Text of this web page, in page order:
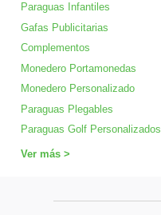
Paraguas Infantiles
Gafas Publicitarias
Complementos
Monedero Portamonedas
Monedero Personalizado
Paraguas Plegables
Paraguas Golf Personalizados
Ver más >